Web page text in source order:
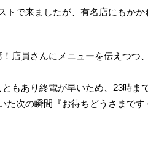
で来ましたが、有名店にもかか
店員さんにメニューを伝えつつ
もあり終電が早いため、23時ま
た次の瞬間『お待ちどうさまです